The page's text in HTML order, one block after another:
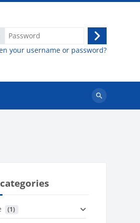
Log
in
your username or password?
Search
(1)